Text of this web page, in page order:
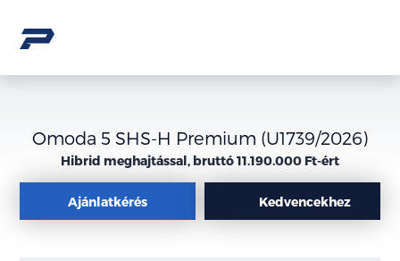
Omoda 5 SHS-H Premium (U1739/2026)
Hibrid meghajtással, bruttó 11.190.000 Ft-ért
Ajánlatkérés Kedvencekhez